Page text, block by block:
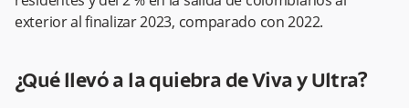
exterior al finalizar 2023, comparado con 2022.
¿Qué llevó a la quiebra de Viva y Ultra?